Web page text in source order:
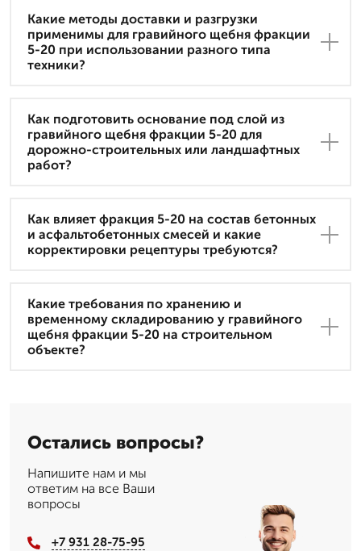
Какие методы доставки и разгрузки
применимы для гравийного щебня фракции
5-20 при использовании разного типа
техники?
Как подготовить основание под слой из
гравийного щебня фракции 5-20 для
дорожно-строительных или ландшафтных
работ?
Как влияет фракция 5-20 на состав бетонных
и асфальтобетонных смесей и какие
корректировки рецептуры требуются?
Какие требования по хранению и
временному складированию у гравийного
щебня фракции 5-20 на строительном
объекте?
Остались вопросы?
Напишите нам и мы
ответим на все Ваши
вопросы
+7 931 28-75-95